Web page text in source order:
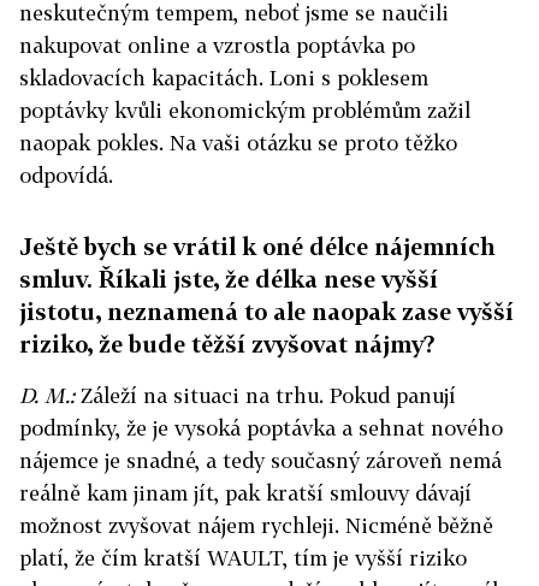
neskutečným tempem, neboť jsme se naučili
nakupovat online a vzrostla poptávka po
skladovacích kapacitách. Loni s poklesem
poptávky kvůli ekonomickým problémům zažil
naopak pokles. Na vaši otázku se proto těžko
odpovídá.
Ještě bych se vrátil k oné délce nájemních
smluv. Říkali jste, že délka nese vyšší
jistotu, neznamená to ale naopak zase vyšší
riziko, že bude těžší zvyšovat nájmy?
D. M.:Záleží na situaci na trhu. Pokud panují
podmínky, že je vysoká poptávka a sehnat nového
nájemce je snadné, a tedy současný zároveň nemá
reálně kam jinam jít, pak kratší smlouvy dávají
možnost zvyšovat nájem rychleji. Nicméně běžně
platí, že čím kratší WAULT, tím je vyšší riziko